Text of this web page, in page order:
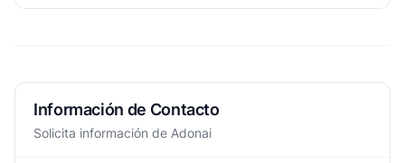
Información de Contacto
Solicita información de Adonai